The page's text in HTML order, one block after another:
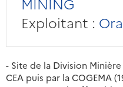
Exploitant :
- Site de la Division
CEA puis par la COGEMA